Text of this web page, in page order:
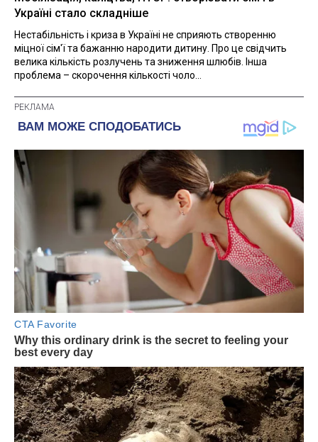
Україні стало складніше
Нестабільність і криза в Україні не сприяють створенню
міцної сім'ї та бажанню народити дитину. Про це свідчить
велика кількість розлучень та зниження шлюбів. Інша
проблема – скорочення кількості чоло...